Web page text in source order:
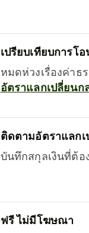
เปรียบเทียบการโ
หมดห่วงเรื่องค่าธ
อัตราแลกเปลี่ยนก
ติดตามอัตราแลกเ
บันทึกสกุลเงินที่ต้อ
ฟรี ไม่มีโฆษณา